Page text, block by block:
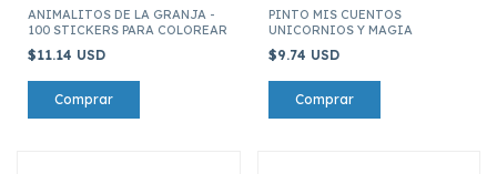
ANIMALITOS DE LA GRANJA -
100 STICKERS PARA COLOREAR
$11.14 USD
PINTO MIS CUENTOS
UNICORNIOS Y MAGIA
$9.74 USD